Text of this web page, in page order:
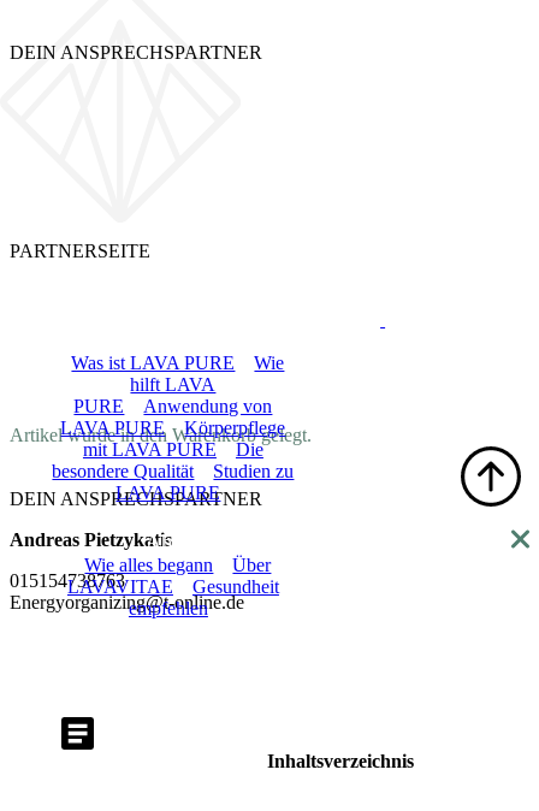
PARTNERSEITE
Was ist LAVA PURE
Wie
hilft LAVA
PURE
Anwendung von
LAVA PURE
Körperpflege
mit LAVA PURE
Die
besondere Qualität
Studien zu
LAVA PURE
About
Wie alles begann
Über
LAVAVITAE
Gesundheit
empfehlen
Artikel wurde in den Warenkorb gelegt.
DEIN ANSPRECHSPARTNER
DEIN ANSPRECHSPARTNER
Andreas Pietzykatis
015154738763
Energyorganizing@t-online.de
Inhaltsverzeichnis